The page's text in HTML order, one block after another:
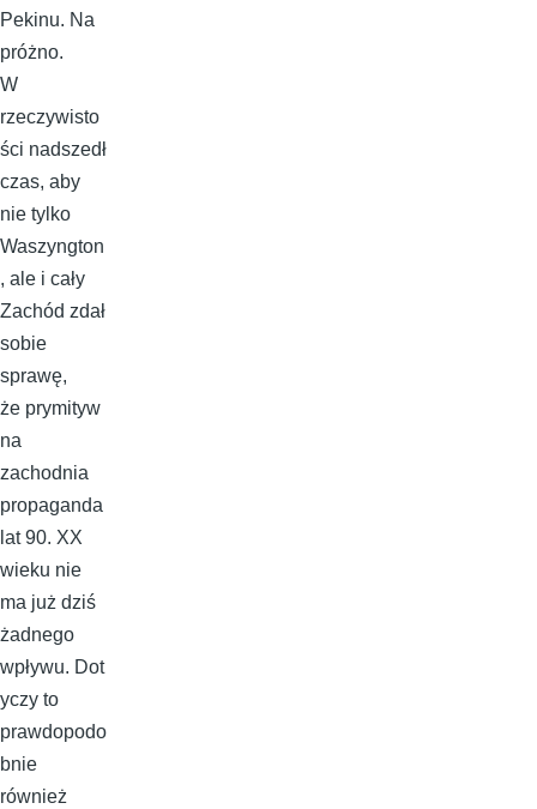
Pekinu. Na
próżno.
W
rzeczywisto
ści nadszedł
czas, aby
nie tylko
Waszyngton
, ale i cały
Zachód zdał
sobie
sprawę,
że prymityw
na
zachodnia
propaganda
lat 90. XX
wieku nie
ma już dziś
żadnego
wpływu. Dot
yczy to
prawdopodo
bnie
również